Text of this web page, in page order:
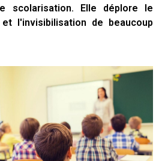
scolarisation. Elle déplore le
l'invisibilisation de beaucoup